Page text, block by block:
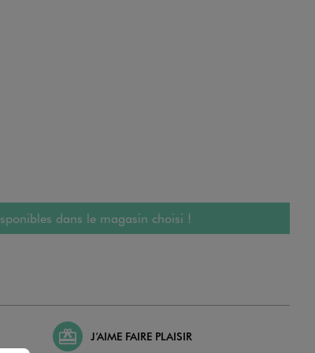
dans le magasin choisi !
J’AIME FAIRE PLAISIR